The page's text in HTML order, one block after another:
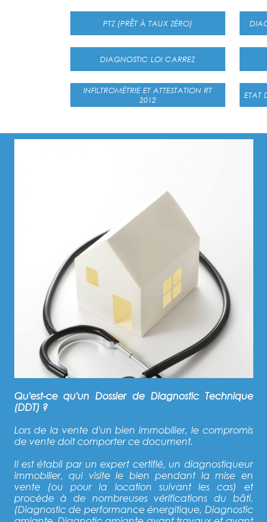
PTZ (PRÊT À TAUX ZÉRO)
DIAGNOSTIC LOI CARREZ
INFILTROMÉTRIE ET ATTESTATION RT
2012
Qu'est-ce qu'un Dossier de Diagnostic Technique
(DDT) ?
Lors de la vente d'un bien immobilier, le compromis
de vente doit comporter ce document.
Il est établi par un expert certifié, un diagnostiqueur
immobilier, qui visite le bien pendant la mise en
vente (ou pour la location suivant les cas) et
procède à de nombreuses vérifications du bâti.
(Diagnostic de performance énergitique, Diagnostic